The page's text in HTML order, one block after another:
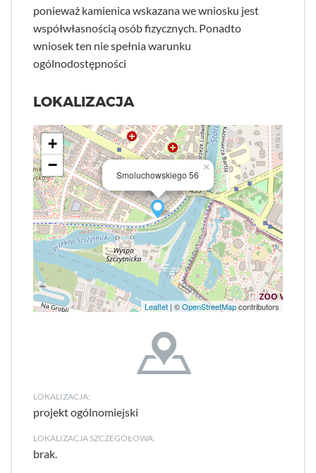
ponieważ kamienica wskazana we wniosku jest
współwłasnością osób fizycznych. Ponadto
wniosek ten nie spełnia warunku
ogólnodostępności
LOKALIZACJA
Smoluchowskiego 56
×
+
−
Leaflet | ©OpenStreetMapcontributors
LOKALIZACJA:
projekt ogólnomiejski
LOKALIZACJA SZCZEGÓŁOWA:
brak.